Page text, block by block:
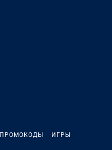
ПРОМОКОДЫ ИГРЫ